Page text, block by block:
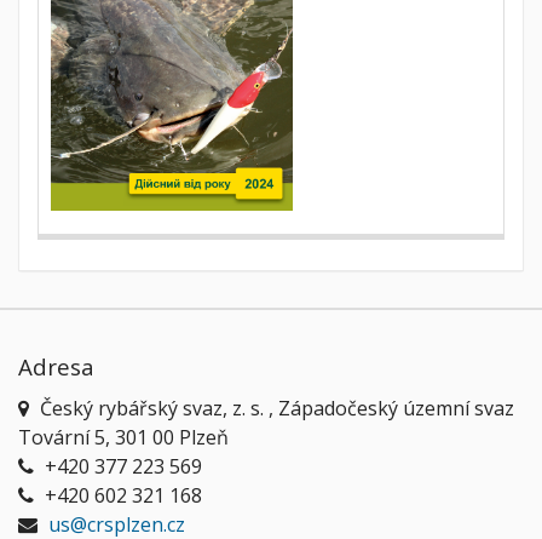
Adresa
Český rybářský svaz, z. s. , Západočeský územní svaz
Tovární 5, 301 00 Plzeň
+420 377 223 569
+420 602 321 168
us@crsplzen.cz